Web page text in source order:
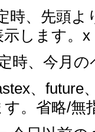
時、先頭よ
示します。
時、今月
、future
。省略/無